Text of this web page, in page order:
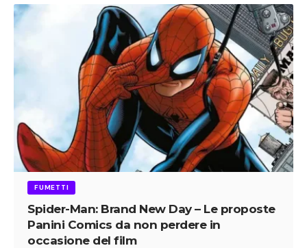
FUMETTI
Spider-Man: Brand New Day – Le proposte
Panini Comics da non perdere in
occasione del film